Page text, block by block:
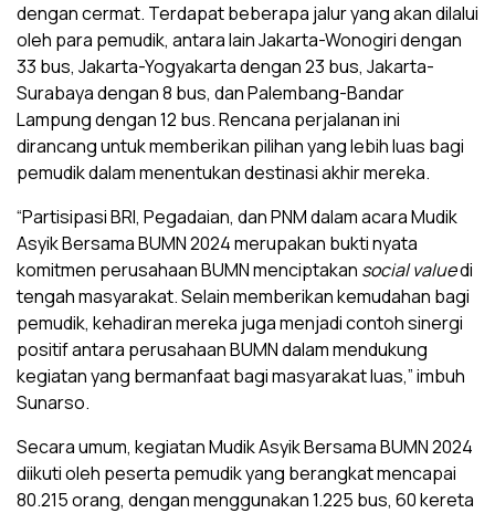
dengan cermat. Terdapat beberapa jalur yang akan dilalui
oleh para pemudik, antara lain Jakarta-Wonogiri dengan
33 bus, Jakarta-Yogyakarta dengan 23 bus, Jakarta-
Surabaya dengan 8 bus, dan Palembang-Bandar
Lampung dengan 12 bus. Rencana perjalanan ini
dirancang untuk memberikan pilihan yang lebih luas bagi
pemudik dalam menentukan destinasi akhir mereka.
“Partisipasi BRI, Pegadaian, dan PNM dalam acara Mudik
Asyik Bersama BUMN 2024 merupakan bukti nyata
komitmen perusahaan BUMN menciptakan social valuedi
tengah masyarakat. Selain memberikan kemudahan bagi
pemudik, kehadiran mereka juga menjadi contoh sinergi
positif antara perusahaan BUMN dalam mendukung
kegiatan yang bermanfaat bagi masyarakat luas,” imbuh
Sunarso.
Secara umum, kegiatan Mudik Asyik Bersama BUMN 2024
diikuti oleh peserta pemudik yang berangkat mencapai
80.215 orang, dengan menggunakan 1.225 bus, 60 kereta